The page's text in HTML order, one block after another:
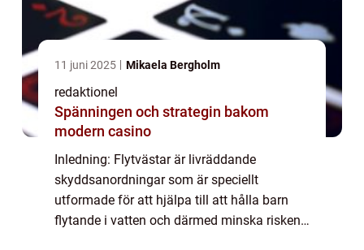
11 juni 2025 Mikaela Bergholm
redaktionel
Spänningen och strategin bakom
modern casino
Inledning: Flytvästar är livräddande
skyddsanordningar som är speciellt
utformade för att hjälpa till att hålla barn
flytande i vatten och därmed minska risken